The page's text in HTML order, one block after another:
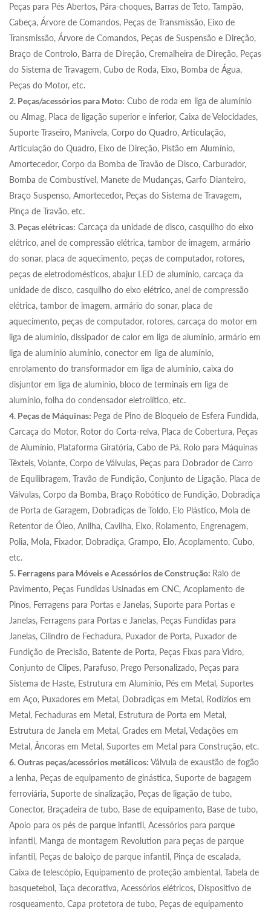
Peças para Pés Abertos, Pára-choques, Barras de Teto, Tampão,
Cabeça, Árvore de Comandos, Peças de Transmissão, Eixo de
Transmissão, Árvore de Comandos, Peças de Suspensão e Direção,
Braço de Controlo, Barra de Direção, Cremalheira de Direção, Peças
do Sistema de Travagem, Cubo de Roda, Eixo, Bomba de Água,
Peças do Motor, etc.
2. Peças/acessórios para Moto: Cubo de roda em liga de alumínio
ou Almag, Placa de ligação superior e inferior, Caixa de Velocidades,
Suporte Traseiro, Manivela, Corpo do Quadro, Articulação,
Articulação do Quadro, Eixo de Direção, Pistão em Alumínio,
Amortecedor, Corpo da Bomba de Travão de Disco, Carburador,
Bomba de Combustível, Manete de Mudanças, Garfo Dianteiro,
Braço Suspenso, Amortecedor, Peças do Sistema de Travagem,
Pinça de Travão, etc.
3. Peças elétricas: Carcaça da unidade de disco, casquilho do eixo
elétrico, anel de compressão elétrica, tambor de imagem, armário
do sonar, placa de aquecimento, peças de computador, rotores,
peças de eletrodomésticos, abajur LED de alumínio, carcaça da
unidade de disco, casquilho do eixo elétrico, anel de compressão
elétrica, tambor de imagem, armário do sonar, placa de
aquecimento, peças de computador, rotores, carcaça do motor em
liga de alumínio, dissipador de calor em liga de alumínio, armário em
liga de alumínio alumínio, conector em liga de alumínio,
enrolamento do transformador em liga de alumínio, caixa do
disjuntor em liga de alumínio, bloco de terminais em liga de
alumínio, folha do condensador eletrolítico, etc.
4. Peças de Máquinas: Pega de Pino de Bloqueio de Esfera Fundida,
Carcaça do Motor, Rotor do Corta-relva, Placa de Cobertura, Peças
de Alumínio, Plataforma Giratória, Cabo de Pá, Rolo para Máquinas
Têxteis, Volante, Corpo de Válvulas, Peças para Dobrador de Carro
de Equilibragem, Travão de Fundição, Conjunto de Ligação, Placa de
Válvulas, Corpo da Bomba, Braço Robótico de Fundição, Dobradiça
de Porta de Garagem, Dobradiças de Toldo, Elo Plástico, Mola de
Retentor de Óleo, Anilha, Cavilha, Eixo, Rolamento, Engrenagem,
Polia, Mola, Fixador, Dobradiça, Grampo, Elo, Acoplamento, Cubo,
etc.
5. Ferragens para Móveis e Acessórios de Construção: Ralo de
Pavimento, Peças Fundidas Usinadas em CNC, Acoplamento de
Pinos, Ferragens para Portas e Janelas, Suporte para Portas e
Janelas, Ferragens para Portas e Janelas, Peças Fundidas para
Janelas, Cilindro de Fechadura, Puxador de Porta, Puxador de
Fundição de Precisão, Batente de Porta, Peças Fixas para Vidro,
Conjunto de Clipes, Parafuso, Prego Personalizado, Peças para
Sistema de Haste, Estrutura em Alumínio, Pés em Metal, Suportes
em Aço, Puxadores em Metal, Dobradiças em Metal, Rodízios em
Metal, Fechaduras em Metal, Estrutura de Porta em Metal,
Estrutura de Janela em Metal, Grades em Metal, Vedações em
Metal, Âncoras em Metal, Suportes em Metal para Construção, etc.
6. Outras peças/acessórios metálicos: Válvula de exaustão de fogão
a lenha, Peças de equipamento de ginástica, Suporte de bagagem
ferroviária, Suporte de sinalização, Peças de ligação de tubo,
Conector, Braçadeira de tubo, Base de equipamento, Base de tubo,
Apoio para os pés de parque infantil, Acessórios para parque
infantil, Manga de montagem Revolution para peças de parque
infantil, Peças de baloiço de parque infantil, Pinça de escalada,
Caixa de telescópio, Equipamento de proteção ambiental, Tabela de
basquetebol, Taça decorativa, Acessórios elétricos, Dispositivo de
rosqueamento, Capa protetora de tubo, Peças de equipamento